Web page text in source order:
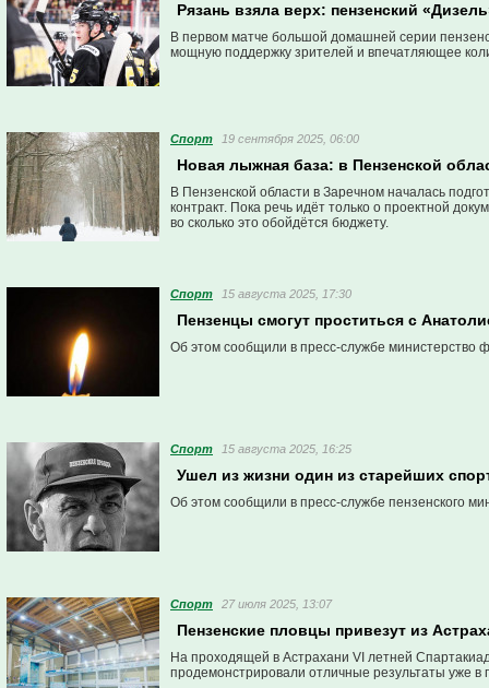
Рязань взяла верх: пензенский
В первом матче большой домашней серии
мощную поддержку зрителей и впечатляющее
Спорт 19 сентября 2025, 06:00
Новая лыжная база: в Пензенской
В Пензенской области в Заречном началась
контракт. Пока речь идёт только о проектной
во сколько это обойдётся бюджету.
Спорт 15 августа 2025, 17:30
Пензенцы смогут проститься с
Об этом сообщили в пресс-службе министерство
Спорт 15 августа 2025, 16:25
Ушел из жизни один из старейших
Об этом сообщили в пресс-службе пензенского
Спорт 27 июля 2025, 13:07
Пензенские пловцы привезут из
На проходящей в Астрахани VI летней
продемонстрировали отличные результаты уже в